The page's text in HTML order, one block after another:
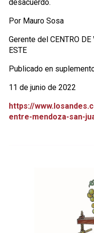
desacuerdo.
Por Mauro Sosa
Gerente del CENTRO DE
ESTE
Publicado en
11 de junio de 2022
https://
entre-mendoza-san-